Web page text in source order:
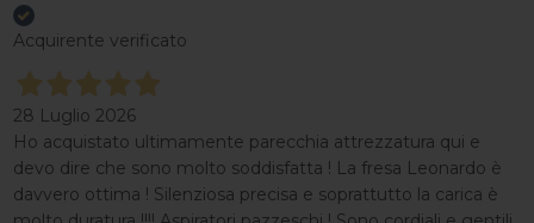
Acquirente verificato
28 Luglio 2026
Ho acquistato ultimamente parecchia attrezzatura qui e
devo dire che sono molto soddisfatta ! La fresa Leonardo è
davvero ottima ! Silenziosa precisa e soprattutto la carica è